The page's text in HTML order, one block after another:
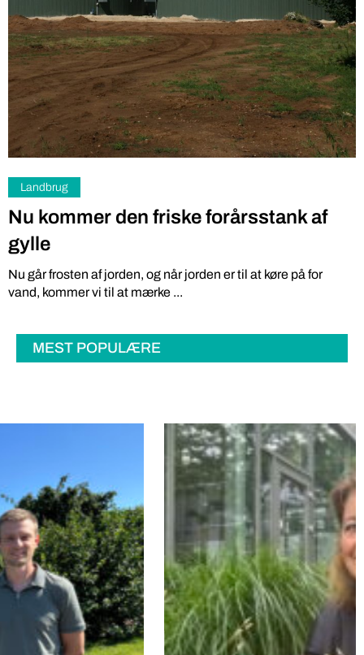
Landbrug
Nu kommer den friske forårsstank af
gylle
Nu går frosten af jorden, og når jorden er til at køre på for
vand, kommer vi til at mærke ...
MEST POPULÆRE